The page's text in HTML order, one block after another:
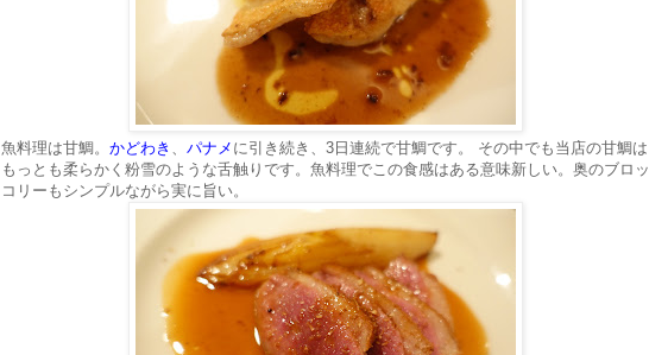
魚料理は甘鯛。 かどわき パナメ に引き続き、3日連続で甘鯛です。 その中でも当店の甘鯛は
もっとも柔らかく粉雪のような舌触りです。魚料理でこの食感はある意味新しい。奥のブロッ
コリーもシンプルながら実に旨い。